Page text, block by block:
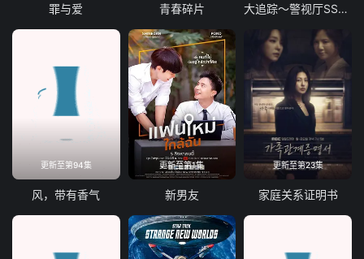
罪与爱 青春碎片 大追踪〜警视厅SSBC强行犯系〜第二季
更新至第94集
风，带有香气
更新至第1集
新男友
更新至第23集
家庭关系证明书